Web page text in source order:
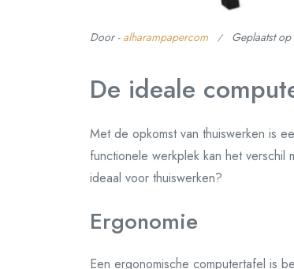
Door - alharampapercom Geplaatst op
De ideale
Met de opkomst van thuiswerken is
functionele werkplek kan het verschil
ideaal voor thuiswerken?
Ergonomie
Een ergonomische computertafel is